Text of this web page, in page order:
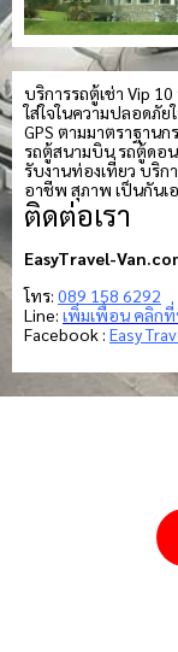
บริการรถตู้เช่า Vip
ใส่ใจในความปลอดภั
GPS ตามมาตราฐาน
รถตู้สนามบิน รถตู้ดอ
รับงานท่องเที่ยว บริ
อาชีพ สุภาพ เป็นกันเ
ติดต่อเรา
EasyTravel-
โทร: 089 158 6292
Line: เพิ่มเพื่อน คลิก
Facebook : Easy